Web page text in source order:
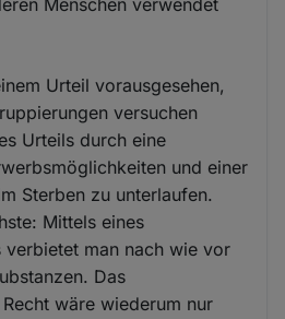
Menschen verwendet
Urteil vorausgesehen,
versuchen
Urteils durch eine
und einer
Sterben zu unterlaufen.
Mittels eines
verbietet man nach wie vor
Das
wäre wiederum nur